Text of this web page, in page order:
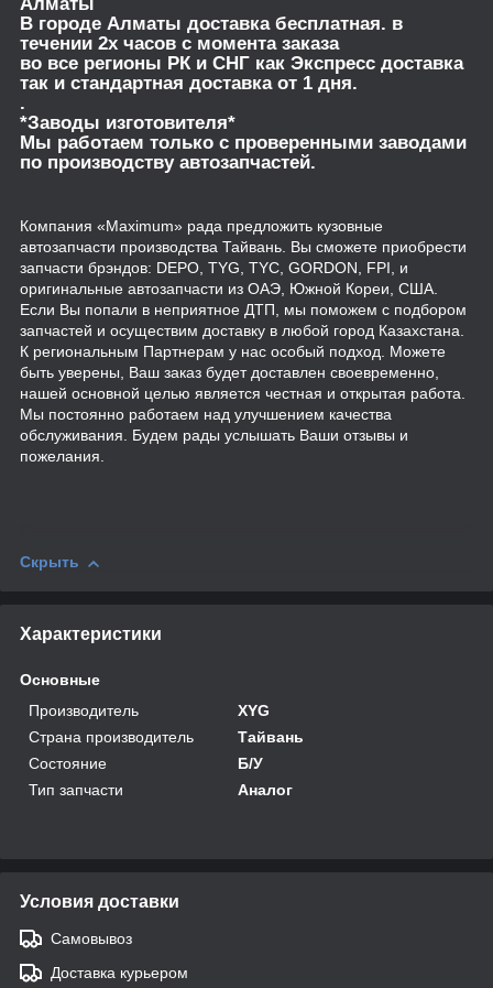
Алматы
В городе Алматы доставка бесплатная. в
течении 2х часов с момента заказа
во все регионы РК и СНГ как Экспресс доставка
так и стандартная доставка от 1 дня.
.
*Заводы изготовителя*
Мы работаем только с проверенными заводами
по производству автозапчастей.
Компания «Maximum» рада предложить кузовные
автозапчасти производства Тайвань. Вы сможете приобрести
запчасти брэндов: DEPO, TYG, TYC, GORDON, FPI, и
оригинальные автозапчасти из ОАЭ, Южной Кореи, США.
Если Вы попали в неприятное ДТП, мы поможем с подбором
запчастей и осуществим доставку в любой город Казахстана.
К региональным Партнерам у нас особый подход. Можете
быть уверены, Ваш заказ будет доставлен своевременно,
нашей основной целью является честная и открытая работа.
Мы постоянно работаем над улучшением качества
обслуживания. Будем рады услышать Ваши отзывы и
пожелания.
Скрыть
Характеристики
Основные
Производитель
XYG
Страна производитель
Тайвань
Состояние
Б/У
Тип запчасти
Аналог
Условия доставки
Самовывоз
Доставка курьером